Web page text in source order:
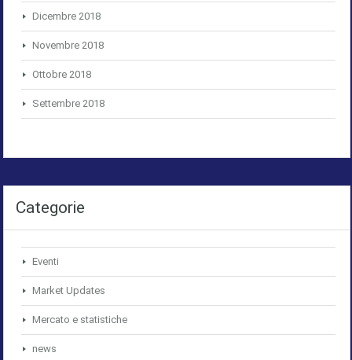
Dicembre 2018
Novembre 2018
Ottobre 2018
Settembre 2018
Categorie
Eventi
Market Updates
Mercato e statistiche
news